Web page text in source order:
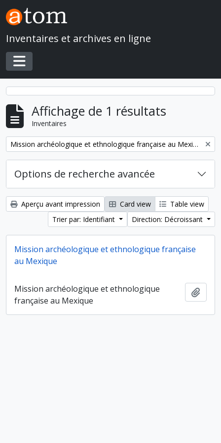
Skip to main content
Inventaires et archives en ligne
Toggle navigation
Affichage de 1 résultats
Inventaires
Remove filter: Mission archéologique et ethnologique française au Mexique
Options de recherche avancée
Aperçu avant impression Card view
Table view
Trier par: Identifiant
Direction: Décroissant
Mission archéologique et ethnologique française
au Mexique
Mission archéologique et ethnologique
française au Mexique